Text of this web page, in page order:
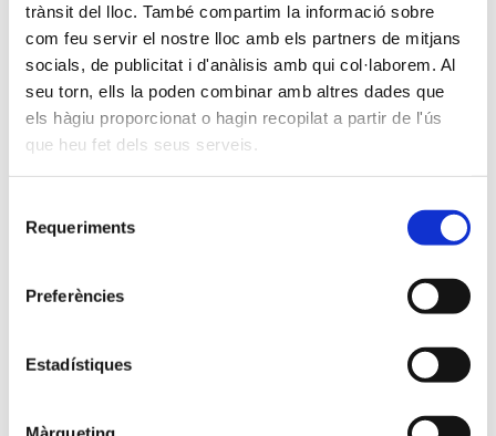
trànsit del lloc. També compartim la informació sobre
com feu servir el nostre lloc amb els partners de mitjans
socials, de publicitat i d'anàlisis amb qui col·laborem. Al
seu torn, ells la poden combinar amb altres dades que
els hàgiu proporcionat o hagin recopilat a partir de l'ús
que heu fet dels seus serveis.
Requeriments
Preferències
Estadístiques
Cercar
Categories
Anglès